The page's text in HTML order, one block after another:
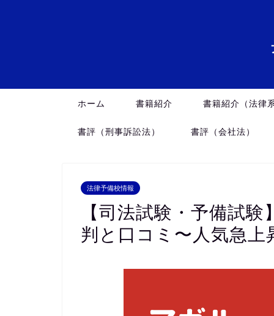
ホーム 書籍紹介 書籍紹介（法律
書評（刑事訴訟法） 書評（会社法）
法律予備校情報
【司法試験・予備試
判と口コミ〜人気急上